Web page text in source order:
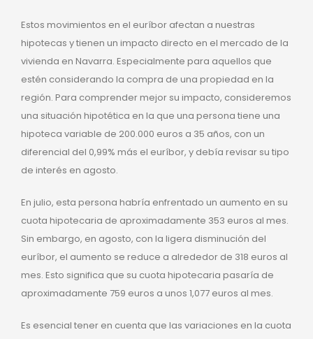
Estos movimientos en el euríbor afectan a nuestras
hipotecas y tienen un impacto directo en el mercado de la
vivienda en Navarra. Especialmente para aquellos que
estén considerando la compra de una propiedad en la
región. Para comprender mejor su impacto, consideremos
una situación hipotética en la que una persona tiene una
hipoteca variable de 200.000 euros a 35 años, con un
diferencial del 0,99% más el euríbor, y debía revisar su tipo
de interés en agosto.
En julio, esta persona habría enfrentado un aumento en su
cuota hipotecaria de aproximadamente 353 euros al mes.
Sin embargo, en agosto, con la ligera disminución del
euríbor, el aumento se reduce a alrededor de 318 euros al
mes. Esto significa que su cuota hipotecaria pasaría de
aproximadamente 759 euros a unos 1,077 euros al mes.
Es esencial tener en cuenta que las variaciones en la cuota